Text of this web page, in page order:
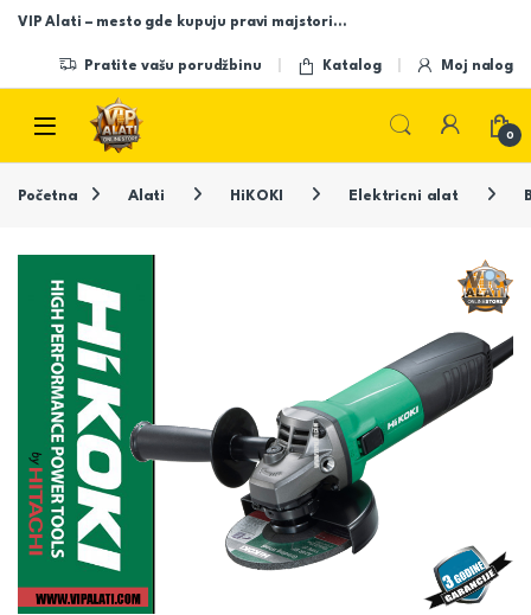
Skip to navigation
Skip to content
VIP Alati – mesto gde kupuju pravi majstori…
Pratite vašu porudžbinu Katalog Moj nalog
Open
0
Početna Alati HiKOKI Elektricni alat